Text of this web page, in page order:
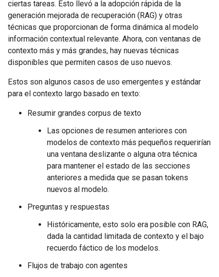
ciertas tareas. Esto llevó a la adopción rápida de la
generación mejorada de recuperación (RAG) y otras
técnicas que proporcionan de forma dinámica al modelo
información contextual relevante. Ahora, con ventanas de
contexto más y más grandes, hay nuevas técnicas
disponibles que permiten casos de uso nuevos.
Estos son algunos casos de uso emergentes y estándar
para el contexto largo basado en texto:
Resumir grandes corpus de texto
Las opciones de resumen anteriores con
modelos de contexto más pequeños requerirían
una ventana deslizante o alguna otra técnica
para mantener el estado de las secciones
anteriores a medida que se pasan tokens
nuevos al modelo.
Preguntas y respuestas
Históricamente, esto solo era posible con RAG,
dada la cantidad limitada de contexto y el bajo
recuerdo fáctico de los modelos.
Flujos de trabajo con agentes